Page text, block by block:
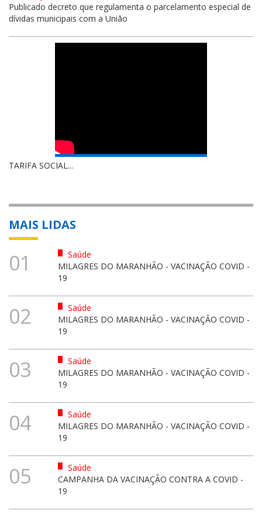
Publicado decreto que regulamenta o parcelamento especial de
dívidas municipais com a União
TARIFA SOCIAL...
MAIS LIDAS
01
Saúde
MILAGRES DO MARANHÃO - VACINAÇÃO COVID -
19
02
Saúde
MILAGRES DO MARANHÃO - VACINAÇÃO COVID -
19
03
Saúde
MILAGRES DO MARANHÃO - VACINAÇÃO COVID -
19
04
Saúde
MILAGRES DO MARANHÃO - VACINAÇÃO COVID -
19
05
Saúde
CAMPANHA DA VACINAÇÃO CONTRA A COVID -
19